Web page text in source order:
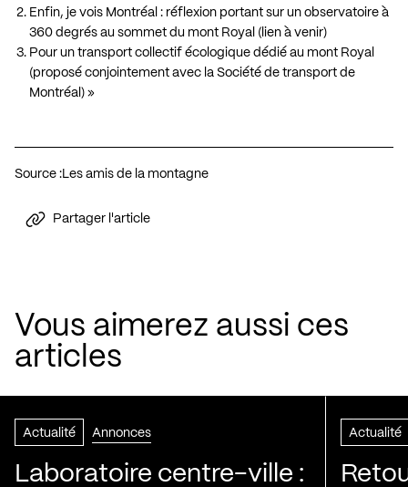
Enfin, je vois Montréal : réflexion portant sur un observatoire à
360 degrés au sommet du mont Royal (lien à venir)
Pour un transport collectif écologique dédié au mont Royal
(proposé conjointement avec la Société de transport de
Montréal) »
Source : Les amis de la montagne
Partager l'article
Vous aimerez aussi ces
articles
Actualité Annonces
Laboratoire centre-ville :
Actualité